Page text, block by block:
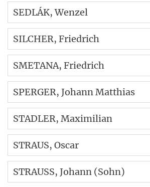
SEDLÁK, Wenzel
SILCHER, Friedrich
SMETANA, Friedrich
SPERGER, Johann Matthias
STADLER, Maximilian
STRAUS, Oscar
STRAUSS, Johann (Sohn)